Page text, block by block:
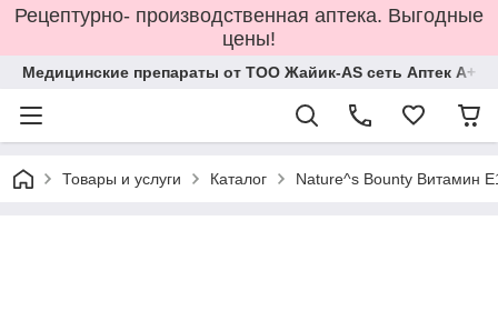
Рецептурно- производственная аптека. Выгодные
цены!
Медицинские препараты от ТОО Жайик-AS сеть Аптек А+
Товары и услуги Каталог Nature^s Bounty Витамин